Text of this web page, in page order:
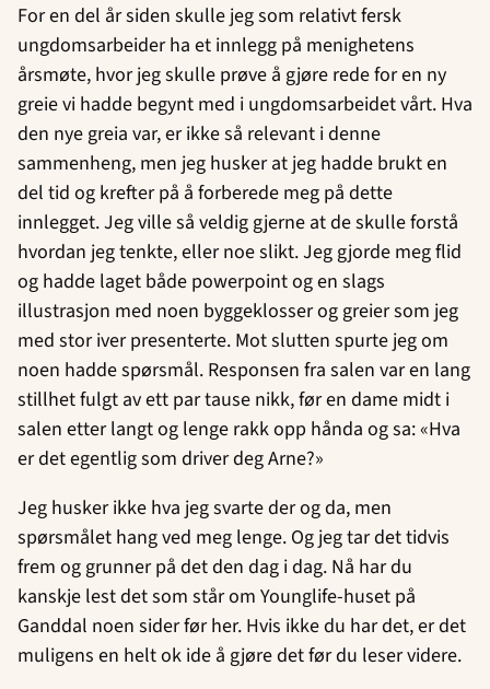
For en del år siden skulle jeg som relativt fersk
ungdomsarbeider ha et innlegg på menighetens
årsmøte, hvor jeg skulle prøve å gjøre rede for en ny
greie vi hadde begynt med i ungdomsarbeidet vårt. Hva
den nye greia var, er ikke så relevant i denne
sammenheng, men jeg husker at jeg hadde brukt en
del tid og krefter på å forberede meg på dette
innlegget. Jeg ville så veldig gjerne at de skulle forstå
hvordan jeg tenkte, eller noe slikt. Jeg gjorde meg flid
og hadde laget både powerpoint og en slags
illustrasjon med noen byggeklosser og greier som jeg
med stor iver presenterte. Mot slutten spurte jeg om
noen hadde spørsmål. Responsen fra salen var en lang
stillhet fulgt av ett par tause nikk, før en dame midt i
salen etter langt og lenge rakk opp hånda og sa: «Hva
er det egentlig som driver deg Arne?»
Jeg husker ikke hva jeg svarte der og da, men
spørsmålet hang ved meg lenge. Og jeg tar det tidvis
frem og grunner på det den dag i dag. Nå har du
kanskje lest det som står om Younglife-huset på
Ganddal noen sider før her. Hvis ikke du har det, er det
muligens en helt ok ide å gjøre det før du leser videre.